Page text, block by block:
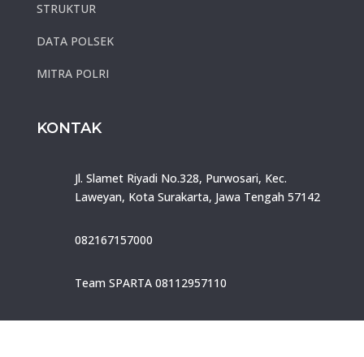
STRUKTUR
DATA POLSEK
MITRA POLRI
KONTAK
Jl. Slamet Riyadi No.328, Purwosari, Kec.
Laweyan, Kota Surakarta, Jawa Tengah 57142
082167157000
Team SPARTA 08112957110